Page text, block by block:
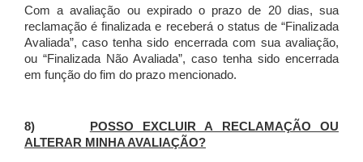
Com a avaliação ou expirado o prazo de 20 dias, sua
reclamação é finalizada e receberá o status de “Finalizada
Avaliada”, caso tenha sido encerrada com sua avaliação,
ou “Finalizada Não Avaliada”, caso tenha sido encerrada
em função do fim do prazo mencionado.
8)
POSSO EXCLUIR A RECLAMAÇÃO OU
ALTERAR MINHA AVALIAÇÃO?